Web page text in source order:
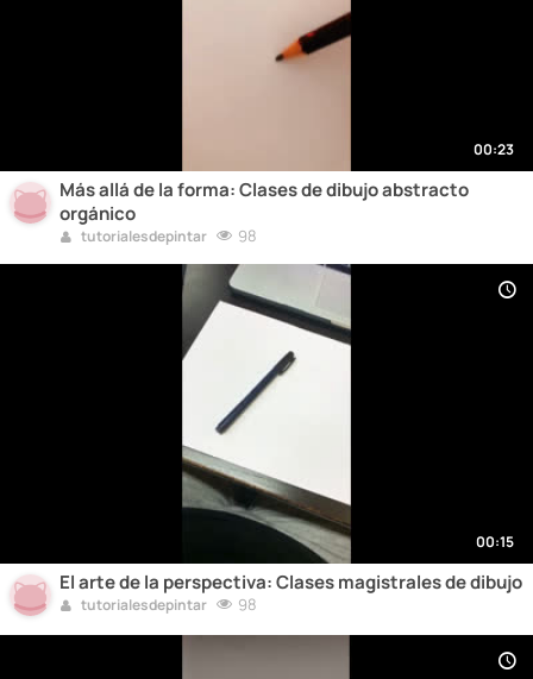
00:23
Más allá de la forma: Clases de dibujo abstracto
orgánico
tutorialesdepintar 98
00:15
El arte de la perspectiva: Clases magistrales de dibujo
tutorialesdepintar 98